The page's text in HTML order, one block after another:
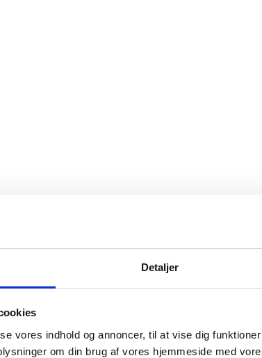
Detaljer
vores indhold og annoncer, til at vise dig
om din brug af vores hjemmeside med